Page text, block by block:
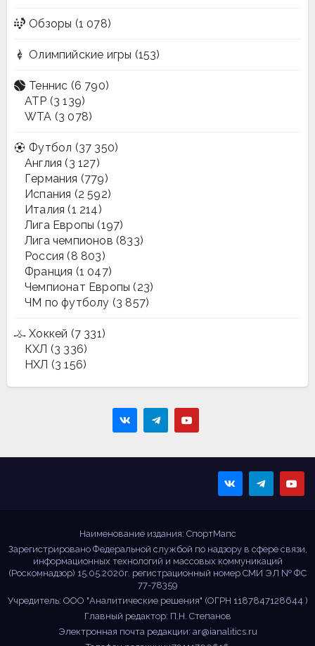
Обзоры (1 078)
Олимпийские игры (153)
Теннис (6 790)
ATP (3 139)
WTA (3 078)
Футбол (37 350)
Англия (3 127)
Германия (779)
Испания (2 592)
Италия (1 214)
Лига Европы (197)
Лига чемпионов (833)
Россия (8 803)
Франция (1 047)
Чемпионат Европы (23)
ЧМ по футболу (3 857)
Хоккей (7 331)
КХЛ (3 336)
НХЛ (3 156)
Наименование издания: СпортМапс
Зарегистрировано Федеральной службой по надзору в сфере связи,
информационных технологий и массовых коммуникаций
(Роскомнадзор) 15.05.2020г. регистрационный номер СМИ ЭЛ № ФС
77-78359
Учредитель: ООО "Аналитические решения" (ОГРН 1187847128644 )
Главный редактор: П.Н. Степанов
Электронная почта редакции: ar@ianalitics.ru